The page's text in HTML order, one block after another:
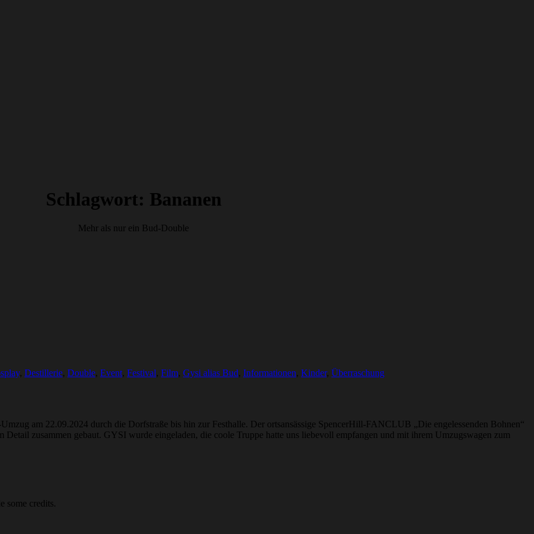
Schlagwort: Bananen
Mehr als nur ein Bud-Double
, Destillerie, Double, Event, Festival, Film, Gysi alias Bud, Informationen, Kinder, Überraschung
am 22.09.2024 durch die Dorfstraße bis hin zur Festhalle. Der ortsansässige SpencerHill-FANCLUB „Die engelessenden Bohnen“
zusammen gebaut. GYSI wurde eingeladen, die coole Truppe hatte uns liebevoll empfangen und mit ihrem Umzugswagen zum
some credits.